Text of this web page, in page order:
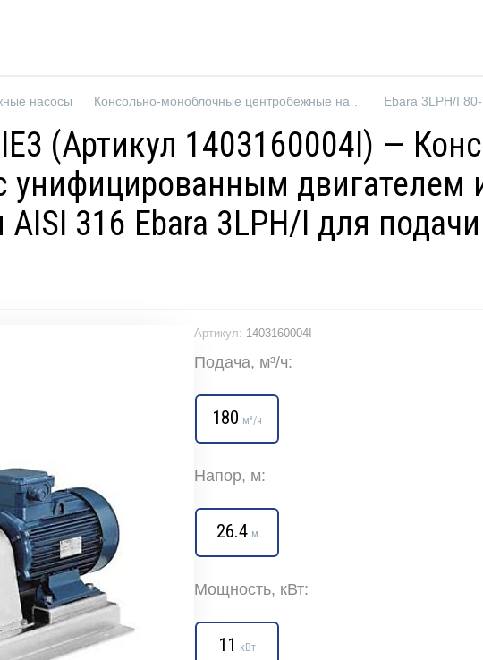
насосы
(Артикул 1403160004I) —
унифицированным двигателем
316 Ebara 3LPH/I для
Артикул: 1403160004I
Подача, м³/ч:
180 м³/ч
Напор, м:
26.4 м
Мощность, кВт:
11 кВт